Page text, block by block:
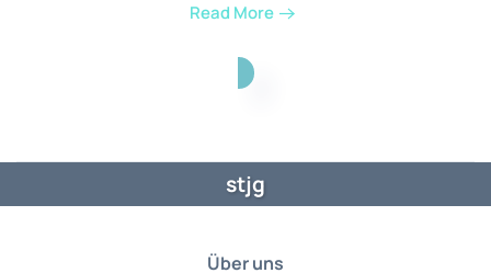
Read More
stjg
Über uns